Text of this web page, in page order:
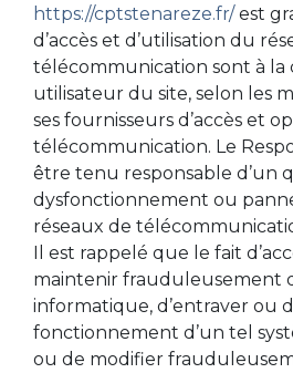
https://cptstenareze.fr/ est
d’accès et d’utilisation du
télécommunication sont à
utilisateur du site, selon les
ses fournisseurs d’accès et
télécommunication. Le
être tenu responsable d’un
dysfonctionnement ou
réseaux de
Il est rappelé que le fait
maintenir frauduleusement
informatique, d’entraver ou
fonctionnement d’un tel
ou de modifier